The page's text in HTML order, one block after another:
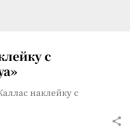
с
наклейку с